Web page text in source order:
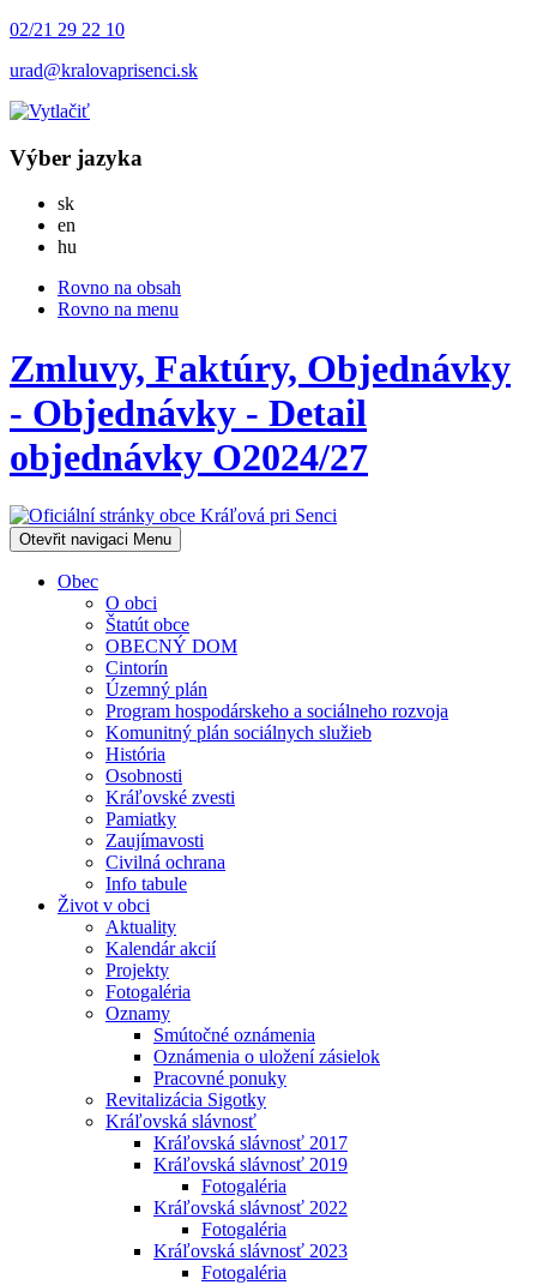
02/21 29 22 10
urad@kralovaprisenci.sk
Výber jazyka
skSlovensky
en
hu
Rovno na obsah
Rovno na menu
Zmluvy, Faktúry, Objednávky
- Objednávky - Detail
objednávky O2024/27
Otevřit navigaci Menu
Obec
O obci
Štatút obce
OBECNÝ DOM
Cintorín
Územný plán
Program hospodárskeho a sociálneho rozvoja
Komunitný plán sociálnych služieb
História
Osobnosti
Kráľovské zvesti
Pamiatky
Zaujímavosti
Civilná ochrana
Info tabule
Život v obci
Aktuality
Kalendár akcií
Projekty
Fotogaléria
Oznamy
Smútočné oznámenia
Oznámenia o uložení zásielok
Pracovné ponuky
Revitalizácia Sigotky
Kráľovská slávnosť
Kráľovská slávnosť 2017
Kráľovská slávnosť 2019
Fotogaléria
Kráľovská slávnosť 2022
Fotogaléria
Kráľovská slávnosť 2023
Fotogaléria